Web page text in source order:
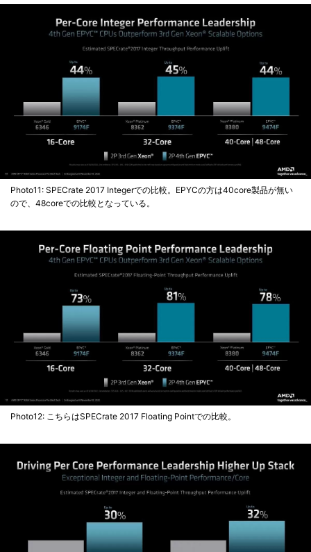
Photo11: SPECrate 2017 Integerでの比較。EPYCの方は40core製品が無い
ので、48coreでの比較となっている。
Photo12: こちらはSPECrate 2017 Floating Pointでの比較。